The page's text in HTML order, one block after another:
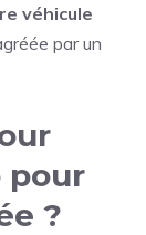
véhicule
par un
pour
?